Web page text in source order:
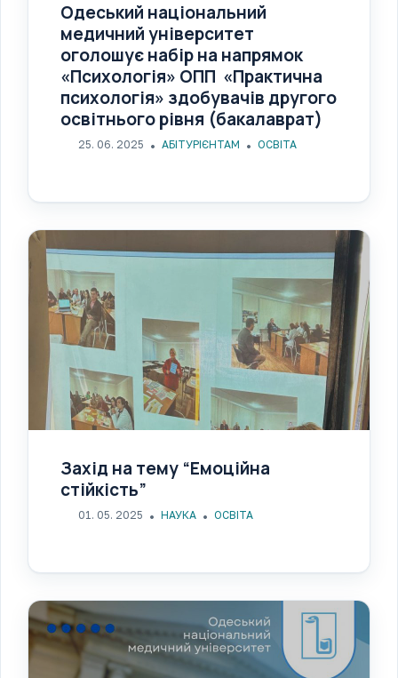
Одеський національний
медичний університет
оголошує набір на напрямок
«Психологія» ОПП «Практична
психологія» здобувачів другого
освітнього рівня (бакалаврат)
25. 06. 2025 АБІТУРІЄНТАМ ОСВІТА
Захід на тему “Емоційна
стійкість”
01. 05. 2025 НАУКА ОСВІТА